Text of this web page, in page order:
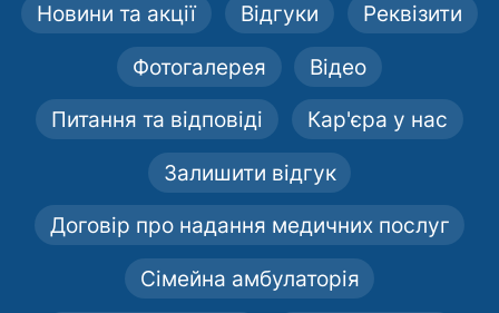
Новини та акції Відгуки Реквізити
Фотогалерея Відео
Питання та відповіді Кар'єра у нас
Залишити відгук
Договір про надання медичних послуг
Сімейна амбулаторія